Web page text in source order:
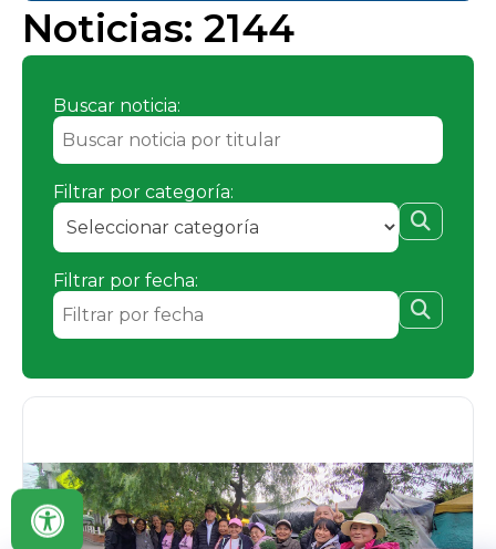
Noticias: 2144
Buscar noticia:
Filtrar por categoría:
Filtrar por fecha: